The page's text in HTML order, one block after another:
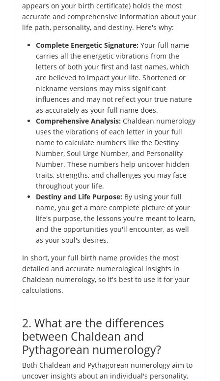
appears on your birth certificate) holds the most
accurate and comprehensive information about your
life path, personality, and destiny. Here's why:
Complete Energetic Signature: Your full name
carries all the energetic vibrations from the
letters of both your first and last names, which
are believed to impact your life. Shortened or
nickname versions may miss significant
influences and may not reflect your true nature
as accurately as your full name does.
Comprehensive Analysis: Chaldean numerology
uses the vibrations of each letter in your full
name to calculate numbers like the Destiny
Number, Soul Urge Number, and Personality
Number. These numbers help uncover hidden
traits, strengths, and challenges you may face
throughout your life.
Destiny and Life Purpose: By using your full
name, you get a more complete picture of your
life's purpose, the lessons you're meant to learn,
and the opportunities you'll encounter, as well
as your soul's desires.
In short, your full birth name provides the most
detailed and accurate numerological insights in
Chaldean numerology, so it's best to use it for your
calculations.
2. What are the differences
between Chaldean and
Pythagorean numerology?
Both Chaldean and Pythagorean numerology aim to
uncover insights about an individual's personality,